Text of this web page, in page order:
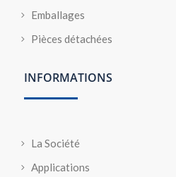
Emballages
Pièces détachées
INFORMATIONS
La Société
Applications